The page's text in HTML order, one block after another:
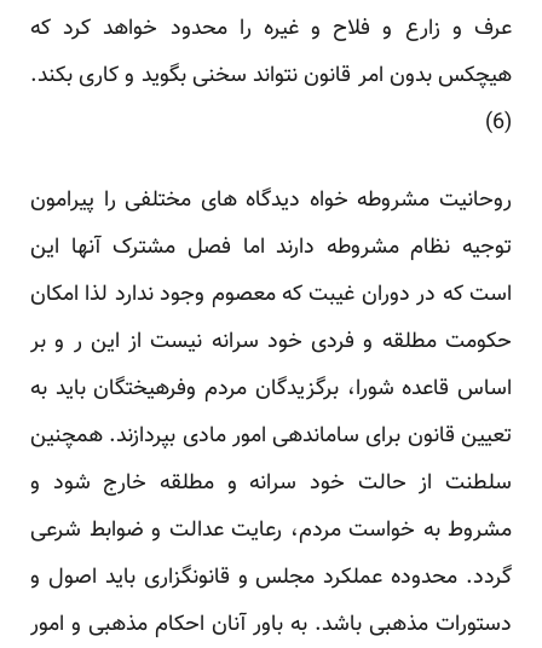
عرف و زارع و فلاح و غیره را محدود خواهد کرد که
هیچکس بدون امر قانون نتواند سخنی بگوید و کاری بکند.
(6)
روحانیت مشروطه خواه دیدگاه های مختلفی را پیرامون
توجیه نظام مشروطه دارند اما فصل مشترک آنها این
است که در دوران غیبت که معصوم وجود ندارد لذا امکان
حکومت مطلقه و فردی خود سرانه نیست از این ر و بر
اساس قاعده شورا، برگزیدگان مردم وفرهیختگان باید به
تعیین قانون برای ساماندهی امور مادی بپردازند. همچنین
سلطنت از حالت خود سرانه و مطلقه خارج شود و
مشروط به خواست مردم، رعایت عدالت و ضوابط شرعی
گردد. محدوده عملکرد مجلس و قانونگزاری باید اصول و
دستورات مذهبی باشد. به باور آنان احکام مذهبی و امور